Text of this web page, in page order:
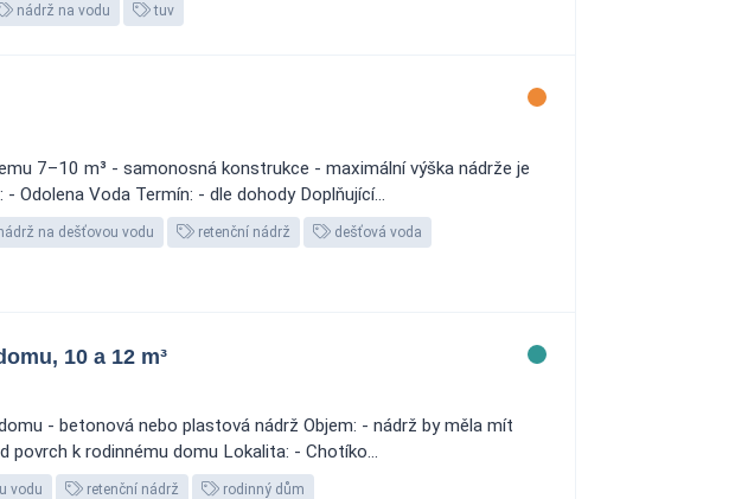
nádrž na vodu tuv
7–10 m³ - samonosná konstrukce - maximální výška nádrže je
Voda Termín: - dle dohody Doplňující...
na dešťovou vodu retenční nádrž dešťová voda
10 a 12 m³
- betonová nebo plastová nádrž Objem: - nádrž by měla mít
k rodinnému domu Lokalita: - Chotíko...
vodu retenční nádrž rodinný dům